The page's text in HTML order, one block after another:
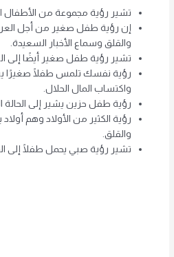
تشير رؤية مجموعة من الأطفال
إن رؤية طفل صغير من أجل
والقلق وسماع الأخبار السعيدة.
تشير رؤية طفل صغير أيضًا إلى
رؤية نفسك تلمس طفلًا صغيرًا
واكتساب المال الحلال.
رؤية طفل حزين يشير إلى الحالة
رؤية الكثير من الأولاد وهم
والقلق.
تشير رؤية صبي يحمل طفلًا إلى